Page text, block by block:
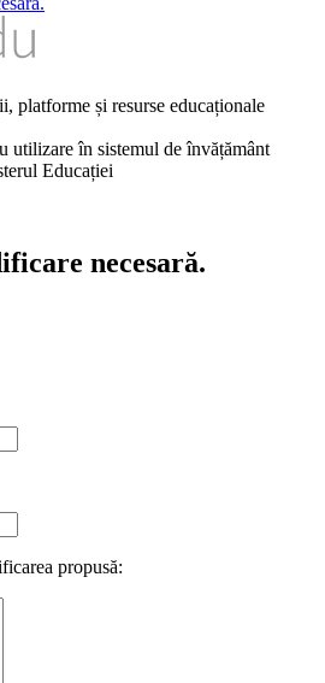
platforme și resurse educaționale
utilizare în sistemul de învățământ
Educației
necesară.
propusă: